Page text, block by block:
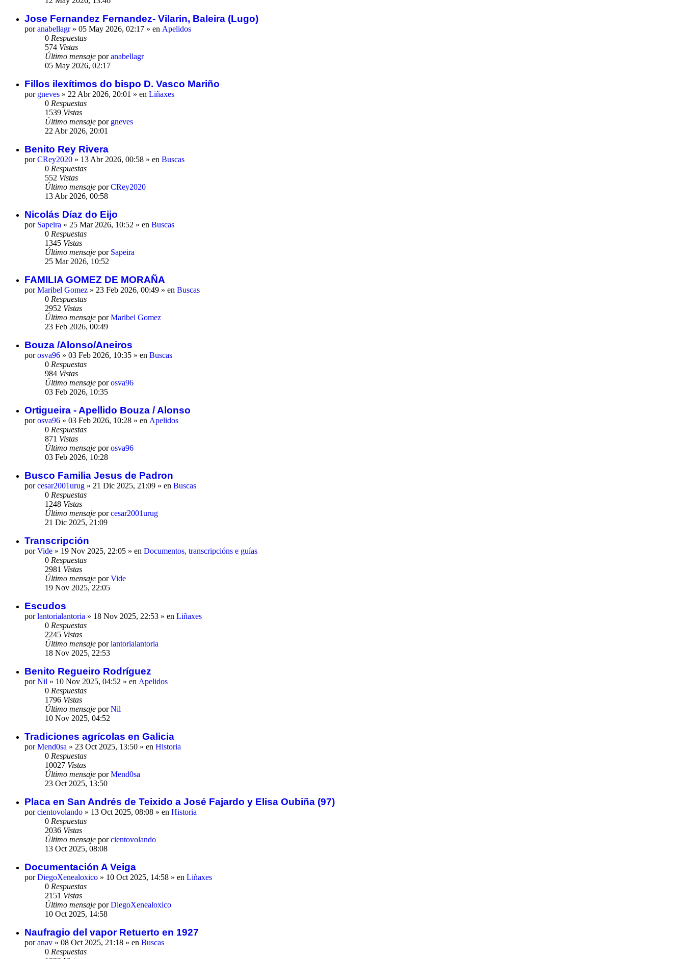
Jose Fernandez Fernandez- Vilarin, Baleira (Lugo)
poranabellagr» 05 May 2026, 02:17 » en Apelidos
0 Respuestas
574 Vistas
Último mensaje poranabellagr
05 May 2026, 02:17
Fillos ilexítimos do bispo D. Vasco Mariño
por gneves » 22 Abr 2026, 20:01 » en Liñaxes
0 Respuestas
1539 Vistas
Último mensaje por gneves
22 Abr 2026, 20:01
Benito Rey Rivera
porCRey2020 » 13 Abr 2026, 00:58 » en Buscas
0 Respuestas
552 Vistas
Último mensaje porCRey2020
13 Abr 2026, 00:58
Nicolás Díaz do Eijo
por Sapeira » 25 Mar 2026, 10:52 » en Buscas
0 Respuestas
1345 Vistas
Último mensaje por Sapeira
25 Mar 2026, 10:52
FAMILIA GOMEZ DE MORAÑA
porMaribel Gomez » 23 Feb 2026, 00:49 » en Buscas
0 Respuestas
2952 Vistas
Último mensaje porMaribel Gomez
23 Feb 2026, 00:49
Bouza /Alonso/Aneiros
porosva96 » 03 Feb 2026, 10:35 » en Buscas
0 Respuestas
984 Vistas
Último mensaje porosva96
03 Feb 2026, 10:35
Ortigueira - Apellido Bouza / Alonso
porosva96 » 03 Feb 2026, 10:28 » en Apelidos
0 Respuestas
871 Vistas
Último mensaje porosva96
03 Feb 2026, 10:28
Busco Familia Jesus de Padron
porcesar2001urug » 21 Dic 2025, 21:09 » en Buscas
0 Respuestas
1248 Vistas
Último mensaje porcesar2001urug
21 Dic 2025, 21:09
Transcripción
porVide » 19 Nov 2025, 22:05 » en Documentos, transcripcións e guías
0 Respuestas
2981 Vistas
Último mensaje porVide
19 Nov 2025, 22:05
Escudos
porlantorialantoria » 18 Nov 2025, 22:53 » en Liñaxes
0 Respuestas
2245 Vistas
Último mensaje porlantorialantoria
18 Nov 2025, 22:53
Benito Regueiro Rodríguez
porNil » 10 Nov 2025, 04:52 » en Apelidos
0 Respuestas
1796 Vistas
Último mensaje porNil
10 Nov 2025, 04:52
Tradiciones agrícolas en Galicia
porMend0sa » 23 Oct 2025, 13:50 » en Historia
0 Respuestas
10027 Vistas
Último mensaje porMend0sa
23 Oct 2025, 13:50
Placa en San Andrés de Teixido a José Fajardo y Elisa Oubiña (97)
porcientovolando » 13 Oct 2025, 08:08 » en Historia
0 Respuestas
2036 Vistas
Último mensaje porcientovolando
13 Oct 2025, 08:08
Documentación A Veiga
porDiegoXenealoxico » 10 Oct 2025, 14:58 » en Liñaxes
0 Respuestas
2151 Vistas
Último mensaje porDiegoXenealoxico
10 Oct 2025, 14:58
Naufragio del vapor Retuerto en 1927
poranav » 08 Oct 2025, 21:18 » en Buscas
0 Respuestas